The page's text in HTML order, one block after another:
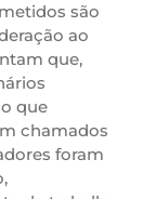
são
ao
que,
que
chamados
foram